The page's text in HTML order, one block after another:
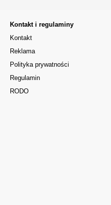
Kontakt i regulaminy
Kontakt
Reklama
Polityka prywatności
Regulamin
RODO